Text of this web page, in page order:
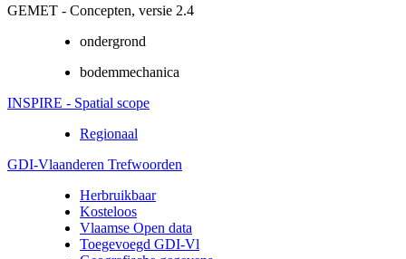
GEMET - Concepten, versie 2.4
ondergrond
bodemmechanica
INSPIRE - Spatial scope
Regionaal
GDI-Vlaanderen Trefwoorden
Herbruikbaar
Kosteloos
Vlaamse Open data
Toegevoegd GDI-Vl